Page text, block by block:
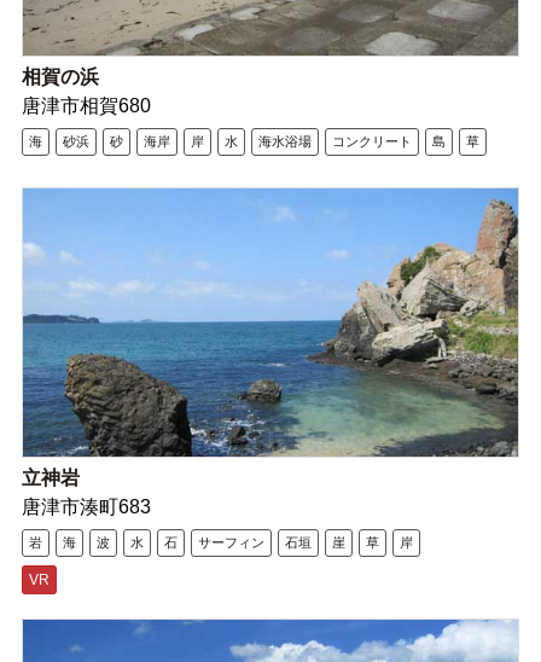
相賀の浜
唐津市相賀680
海 砂浜 砂 海岸 岸 水 海水浴場 コンクリート 島 草
立神岩
唐津市湊町683
岩 海 波 水 石 サーフィン 石垣 崖 草 岸
VR